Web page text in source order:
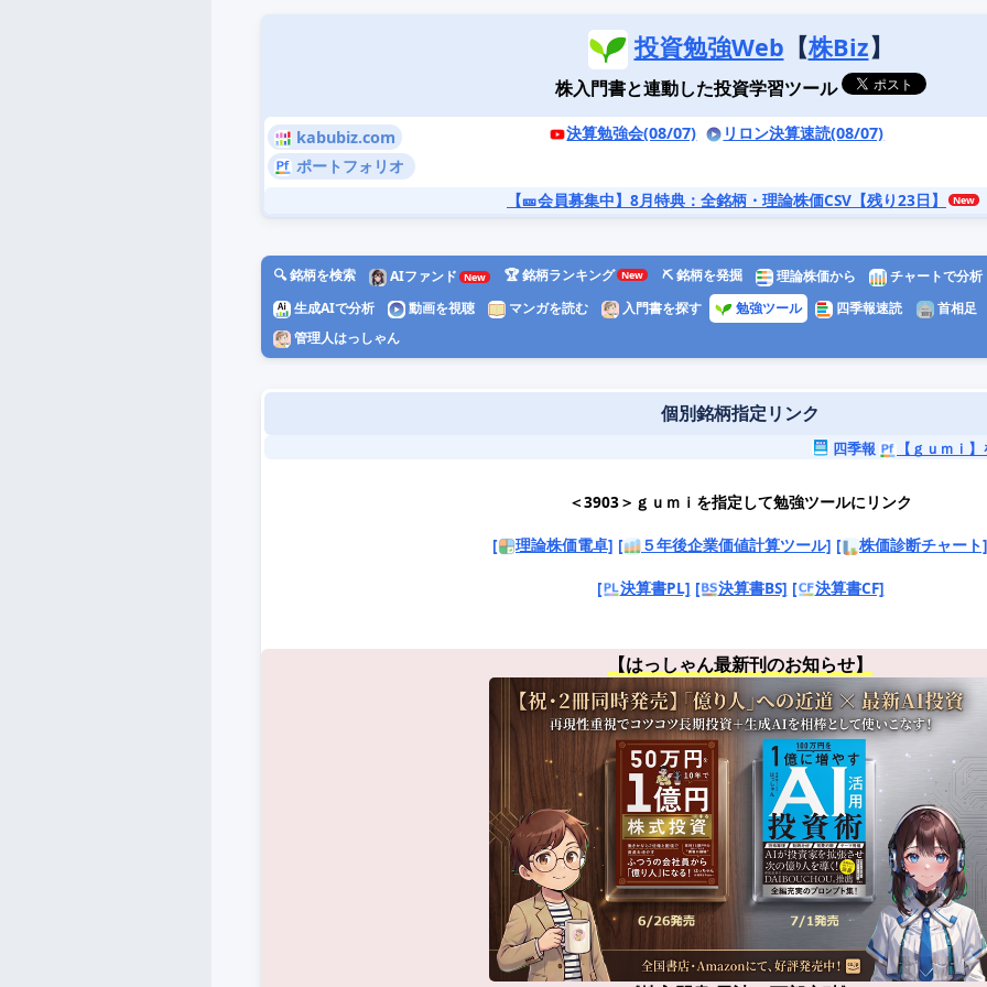
投資勉強Web 【株Biz】
株入門書と連動した投資学習ツール
kabubiz.com
ポートフォリオ
決算勉強会(08/07) リロン決算速読(08/07)
【🎫会員募集中】8月特典 ：全銘柄・理論株価CSV【残り23日】
🔍 銘柄を検索 AIファンド 🏆 銘柄ランキング ⛏️ 銘柄を発掘 理論株価から
チャートで分析
生成AIで分析
動画を視聴 マンガを読む 入門書を探す 勉強ツール 四季報速読
首相足
管理人はっしゃん
個別銘柄指定リンク
四季報 【ｇｕｍｉ
＜3903＞ｇｕｍｉを指定して勉強ツールにリンク
[ 理論株価電卓] [ ５年後企業価値計算ツール] [ 株価診断チャート]
[ 決算書PL] [ 決算書BS] [ 決算書CF]
【はっしゃん最新刊のお知らせ】